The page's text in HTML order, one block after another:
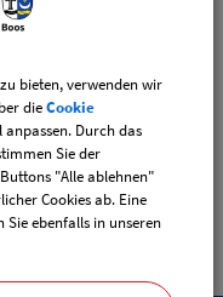
bieten, verwenden wir
dieCookie
anpassen. Durch das
Sie der
"Alle ablehnen"
Cookies ab. Eine
Sie ebenfalls in unseren